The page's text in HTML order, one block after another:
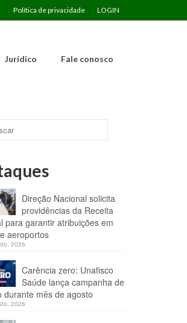
Política de privacidade LOGIN
Jurídico Fale conosco
Direção Nacional solicita
providências da Receita
para garantir atribuições em
aeroportos
2026
Carência zero: Unafisco
Saúde lança campanha de
durante mês de agosto
2026